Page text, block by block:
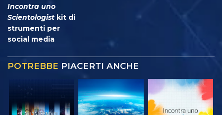
Incontra uno
Scientologist kit di
strumenti per
social media
POTREBBE PIACERTI ANCHE